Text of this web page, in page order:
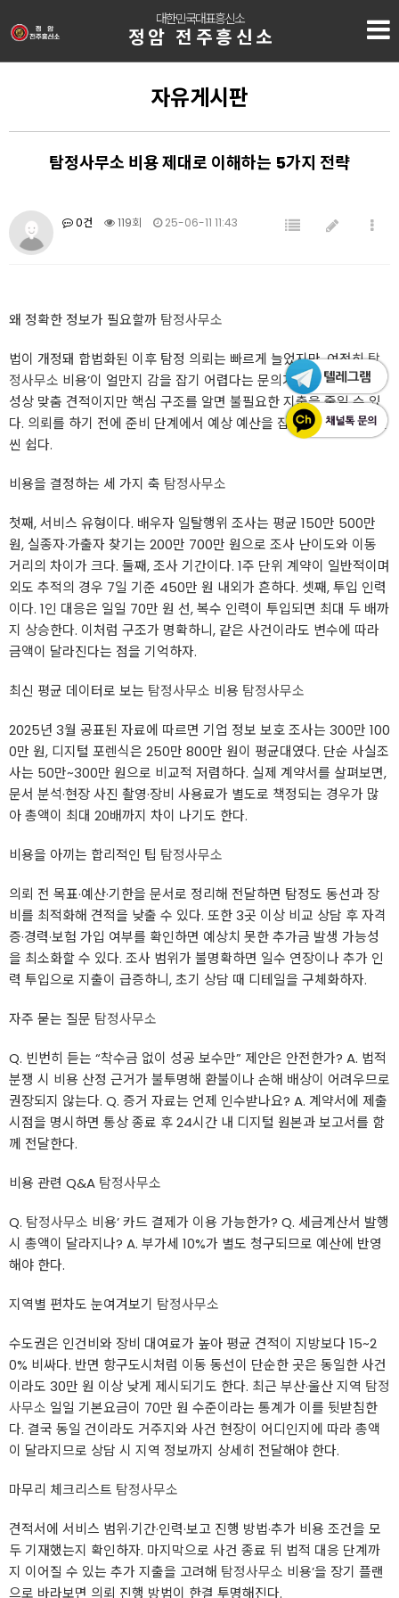
대한민국대표흥신소
정암 전주흥신소
자유게시판
탐정사무소 비용 제대로 이해하는 5가지 전략
0건 119회 25-06-11 11:43
왜 정확한 정보가 필요할까 탐정사무소
법이 개정돼 합법화된 이후 탐정 의뢰는 빠르게 늘었지만, 여전히탐
정사무소 비용’이 얼만지 감을 잡기 어렵다는 문의가 많다. 서비스 특
성상 맞춤 견적이지만 핵심 구조를 알면 불필요한 지출을 줄일 수 있
다. 의뢰를 하기 전에 준비 단계에서 예상 예산을 잡아 두면 조율이 훨
씬 쉽다.
비용을 결정하는 세 가지 축 탐정사무소
첫째, 서비스 유형이다. 배우자 일탈행위 조사는 평균 150만 500만
원, 실종자·가출자 찾기는 200만 700만 원으로 조사 난이도와 이동
거리의 차이가 크다. 둘째, 조사 기간이다. 1주 단위 계약이 일반적이며
외도 추적의 경우 7일 기준 450만 원 내외가 흔하다. 셋째, 투입 인력
이다. 1인 대응은 일일 70만 원 선, 복수 인력이 투입되면 최대 두 배까
지 상승한다. 이처럼 구조가 명확하니, 같은 사건이라도 변수에 따라
금액이 달라진다는 점을 기억하자.
최신 평균 데이터로 보는 탐정사무소 비용 탐정사무소
2025년 3월 공표된 자료에 따르면 기업 정보 보호 조사는 300만 100
0만 원, 디지털 포렌식은 250만 800만 원이 평균대였다. 단순 사실조
사는 50만~300만 원으로 비교적 저렴하다. 실제 계약서를 살펴보면,
문서 분석·현장 사진 촬영·장비 사용료가 별도로 책정되는 경우가 많
아 총액이 최대 20배까지 차이 나기도 한다.
비용을 아끼는 합리적인 팁 탐정사무소
의뢰 전 목표·예산·기한을 문서로 정리해 전달하면 탐정도 동선과 장
비를 최적화해 견적을 낮출 수 있다. 또한 3곳 이상 비교 상담 후 자격
증·경력·보험 가입 여부를 확인하면 예상치 못한 추가금 발생 가능성
을 최소화할 수 있다. 조사 범위가 불명확하면 일수 연장이나 추가 인
력 투입으로 지출이 급증하니, 초기 상담 때 디테일을 구체화하자.
자주 묻는 질문 탐정사무소
Q. 빈번히 듣는 “착수금 없이 성공 보수만” 제안은 안전한가? A. 법적
분쟁 시 비용 산정 근거가 불투명해 환불이나 손해 배상이 어려우므로
권장되지 않는다. Q. 증거 자료는 언제 인수받나요? A. 계약서에 제출
시점을 명시하면 통상 종료 후 24시간 내 디지털 원본과 보고서를 함
께 전달한다.
비용 관련 Q&A 탐정사무소
Q. 탐정사무소 비용’ 카드 결제가 이용 가능한가? Q. 세금계산서 발행
시 총액이 달라지나? A. 부가세 10%가 별도 청구되므로 예산에 반영
해야 한다.
지역별 편차도 눈여겨보기 탐정사무소
수도권은 인건비와 장비 대여료가 높아 평균 견적이 지방보다 15~2
0% 비싸다. 반면 항구도시처럼 이동 동선이 단순한 곳은 동일한 사건
이라도 30만 원 이상 낮게 제시되기도 한다. 최근 부산·울산 지역 탐정
사무소 일일 기본요금이 70만 원 수준이라는 통계가 이를 뒷받침한
다. 결국 동일 건이라도 거주지와 사건 현장이 어디인지에 따라 총액
이 달라지므로 상담 시 지역 정보까지 상세히 전달해야 한다.
마무리 체크리스트 탐정사무소
견적서에 서비스 범위·기간·인력·보고 진행 방법·추가 비용 조건을 모
두 기재했는지 확인하자. 마지막으로 사건 종료 뒤 법적 대응 단계까
지 이어질 수 있는 추가 지출을 고려해 탐정사무소 비용’을 장기 플랜
으로 바라보면 의뢰 진행 방법이 한결 투명해진다.